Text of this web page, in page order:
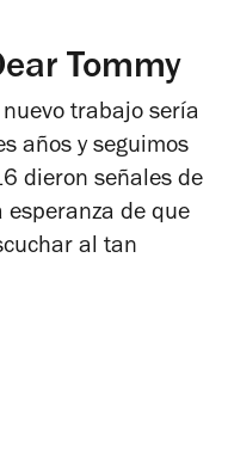
Tommy
trabajo sería
años y seguimos
dieron señales de
esperanza de que
al tan